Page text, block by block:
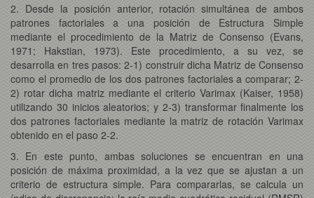
2. Desde la posición anterior, rotación simultánea de ambos
patrones factoriales a una posición de Estructura Simple
mediante el procedimiento de la Matriz de Consenso (Evans,
1971; Hakstian, 1973). Este procedimiento, a su vez, se
desarrolla en tres pasos: 2-1) construir dicha Matriz de Consenso
como el promedio de los dos patrones factoriales a comparar; 2-
2) rotar dicha matriz mediante el criterio Varimax (Kaiser, 1958)
utilizando 30 inicios aleatorios; y 2-3) transformar finalmente los
dos patrones factoriales mediante la matriz de rotación Varimax
obtenido en el paso 2-2.
3. En este punto, ambas soluciones se encuentran en una
posición de máxima proximidad, a la vez que se ajustan a un
criterio de estructura simple. Para compararlas, se calcula un